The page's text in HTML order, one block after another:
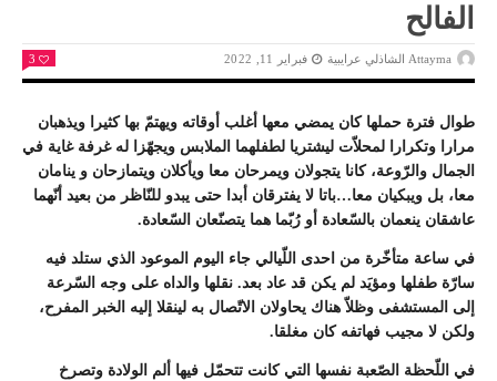
الفالح
Attayma الشاذلي عرايبية فبراير 11, 2022 3
طوال فترة حملها كان يمضي معها أغلب أوقاته ويهتمّ بها كثيرا ويذهبان
مرارا وتكرارا لمحلاّت ليشتريا لطفلهما الملابس ويجهّزا له غرفة غاية في
الجمال والرّوعة، كانا يتجولان ويمرحان معا ويأكلان ويتمازحان و ينامان
معا، بل ويبكيان معا…باتا لا يفترقان أبدا حتى يبدو للنّاظر من بعيد أنّهما
عاشقان ينعمان بالسّعادة أو رُبّما هما يتصنّعان السّعادة.
في ساعة متأخّرة من احدى اللّيالي جاء اليوم الموعود الذي ستلد فيه
سارّة طفلها ومؤيَد لم يكن قد عاد بعد. نقلها والداه على وجه السّرعة
إلى المستشفى وظلاّ هناك يحاولان الاتّصال به لينقلا إليه الخبر المفرح،
ولكن لا مجيب فهاتفه كان مغلقا.
في اللّحظة الصّعبة نفسها التي كانت تتحمّل فيها ألم الولادة وتصرخ